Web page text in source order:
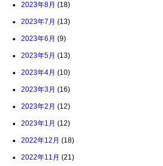
2023年8月 (18)
2023年7月 (13)
2023年6月 (9)
2023年5月 (13)
2023年4月 (10)
2023年3月 (16)
2023年2月 (12)
2023年1月 (12)
2022年12月 (18)
2022年11月 (21)